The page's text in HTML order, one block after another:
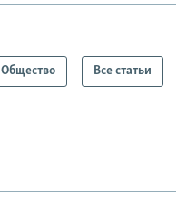
Общество Все статьи